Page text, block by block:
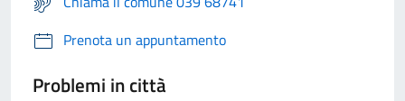
Prenota un appuntamento
Problemi in città